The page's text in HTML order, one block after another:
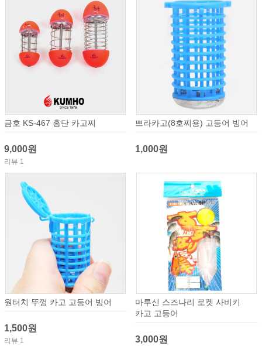
금호 KS-467 홍단 카고찌
9,000원
리뷰 1
쁘라카고(8호찌용) 고등어 빙어
1,000원
원터치 뚜껑 카고 고등어 빙어
1,500원
리뷰 1
마루신 스즈나리 로켓 사비키
카고 고등어
3,000원